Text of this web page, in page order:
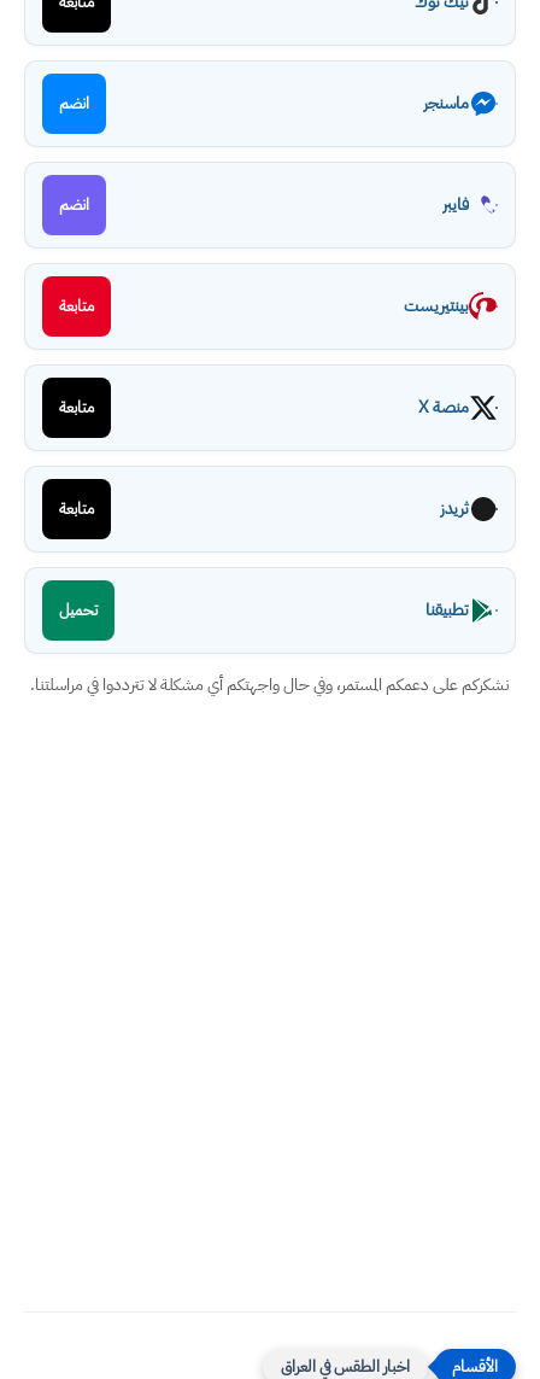
ماسنجر انضم
فايبر انضم
بينتيريست متابعة
منصة X متابعة
ثريدز متابعة
تطبيقنا تحميل
نشكركم على دعمكم المستمر، وفي حال واجهتكم أي مشكلة لا تترددوا في مراسلتنا.
اخبار الطقس في العراق